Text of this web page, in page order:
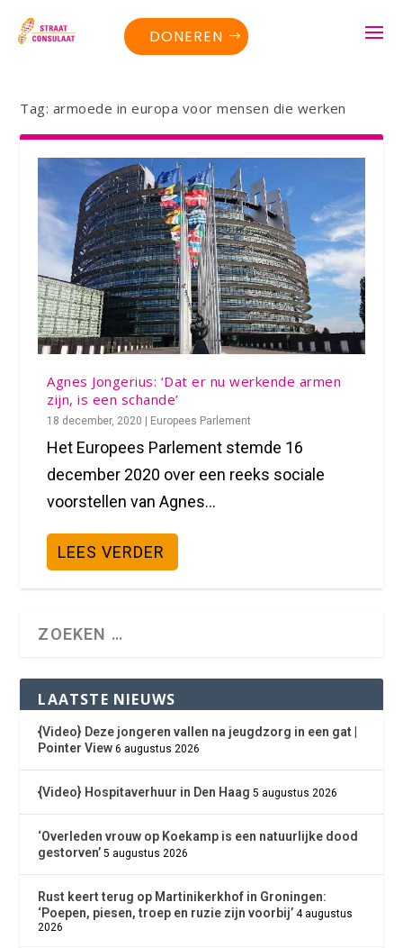
DONEREN
Tag: armoede in europa voor mensen die werken
Agnes Jongerius: ‘Dat er nu werkende armen
zijn, is een schande’
18 december, 2020 | Europees Parlement
Het Europees Parlement stemde 16
december 2020 over een reeks sociale
voorstellen van Agnes...
LEES VERDER
LAATSTE NIEUWS
{Video} Deze jongeren vallen na jeugdzorg in een gat |
Pointer View 6 augustus 2026
{Video} Hospitaverhuur in Den Haag 5 augustus 2026
‘Overleden vrouw op Koekamp is een natuurlijke dood
gestorven’ 5 augustus 2026
Rust keert terug op Martinikerkhof in Groningen:
‘Poepen, piesen, troep en ruzie zijn voorbij’ 4 augustus
2026